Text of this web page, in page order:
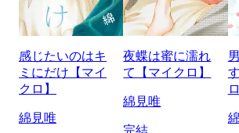
感じたいのはキ
ミにだけ【マイ
クロ】
綿見唯
夜蝶は蜜に濡れ
て【マイクロ】
綿見唯